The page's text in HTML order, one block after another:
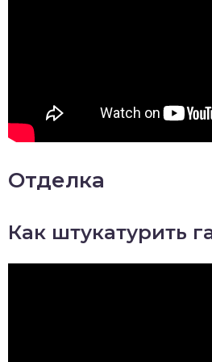
Отделка
Как штукатурить